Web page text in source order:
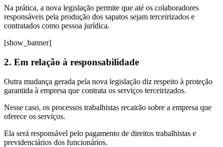
Na prática, a nova legislação permite que até os colaboradores
responsáveis pela produção dos sapatos sejam terceirizados e
contratados como pessoa jurídica.
[show_banner]
2. Em relação à responsabilidade
Outra mudança gerada pela nova legislação diz respeito à proteção
garantida à empresa que contrata os serviços terceirizados.
Nesse caso, os processos trabalhistas recairão sobre a empresa que
oferece os serviços.
Ela será responsável pelo pagamento de direitos trabalhistas e
previdenciários dos funcionários.